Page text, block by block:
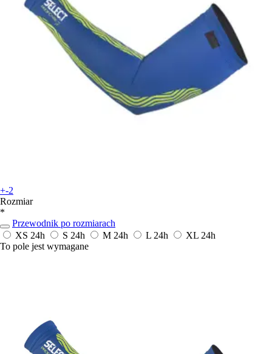
+-2
Rozmiar
*
Przewodnik po rozmiarach
XS 24h S 24h M 24h L 24h XL 24h
To pole jest wymagane